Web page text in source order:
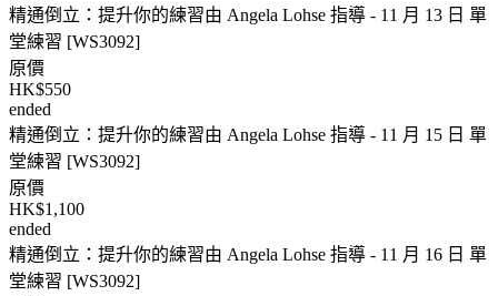
精通倒立：提升你的練習由 Angela Lohse 指導 - 11 月 13 日 單
堂練習 [WS3092]
原價
HK$550
ended
精通倒立：提升你的練習由 Angela Lohse 指導 - 11 月 15 日 單
堂練習 [WS3092]
原價
HK$1,100
ended
精通倒立：提升你的練習由 Angela Lohse 指導 - 11 月 16 日 單
堂練習 [WS3092]